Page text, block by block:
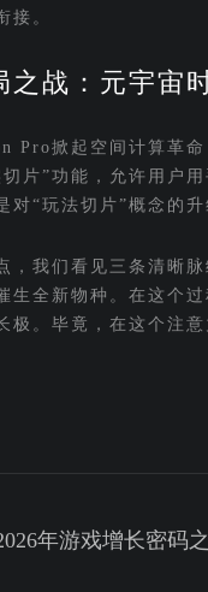
接。
之战：元宇宙
Pro掀起空间计算革
片”功能，允许用户
对“玩法切片”概念的
，我们看见三条清晰
生全新物种。在这个
极。毕竟，在这个注
年游戏增长密码